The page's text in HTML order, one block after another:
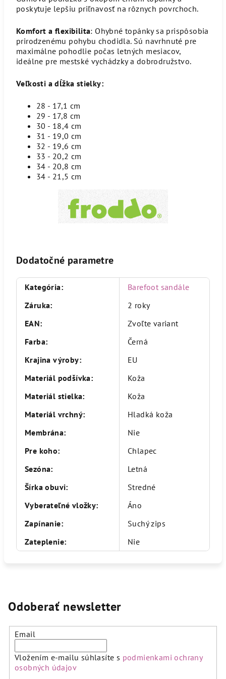
poskytuje lepšiu priľnavosť na rôznych povrchoch.
Komfort a flexibilita: Ohybné topánky sa prispôsobia
prirodzenému pohybu chodidla. Sú navrhnuté pre
maximálne pohodlie počas letných mesiacov,
ideálne pre mestské vychádzky a dobrodružstvo.
Veľkosti a dĺžka stielky:
28 - 17,1 cm
29 - 17,8 cm
30 - 18,4 cm
31 - 19,0 cm
32 - 19,6 cm
33 - 20,2 cm
34 - 20,8 cm
34 - 21,5 cm
Dodatočné parametre
Kategória:
Barefoot sandále
Záruka:
2 roky
EAN:
Zvoľte variant
Farba:
Černá
Krajina výroby:
EU
Materiál podšívka:
Koža
Materiál stielka:
Koža
Materiál vrchný:
Hladká koža
Membrána:
Nie
Pre koho:
Chlapec
Sezóna:
Letná
Šírka obuvi:
Stredné
Vyberateľné vložky:
Áno
Zapínanie:
Suchý zips
Zateplenie: Nie
Odoberať newsletter
Email
Vložením e-mailu súhlasíte s podmienkami ochrany
osobných údajov